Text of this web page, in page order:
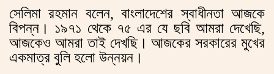
সেলিমা রহমান বলেন, বাংলাদেশের স্বাধীনতা আজকে
বিপন্ন। ১৯৭১ থেকে ৭৫ এর যে ছবি আমরা দেখেছি,
আজকেও আমরা তাই দেখছি। আজকের সরকারের মুখের
একমাত্র বুলি হলো উন্নয়ন।